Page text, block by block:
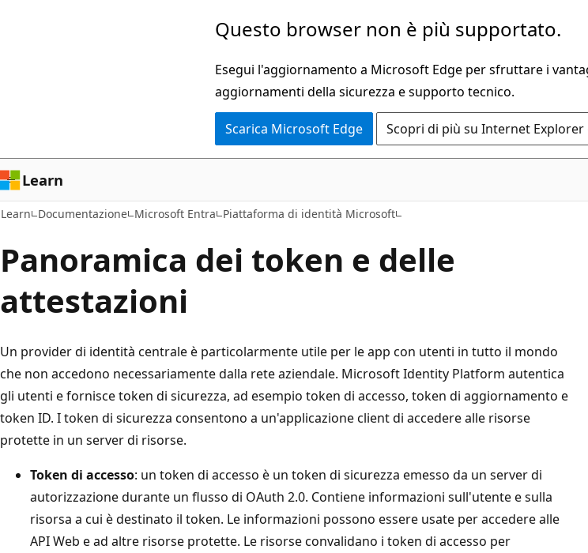
Questo browser non è più supportato.
Esegui l'aggiornamento a Microsoft Edge per sfruttare i
aggiornamenti della sicurezza e supporto tecnico.
Scarica Microsoft Edge Scopri di più su Internet
Learn
Learn Documentazione Microsoft Entra Piattaforma di identità Microsoft
Panoramica dei token e delle
attestazioni
Un provider di identità centrale è particolarmente utile per le app con utenti in tutto il mondo
che non accedono necessariamente dalla rete aziendale. Microsoft Identity Platform autentica
gli utenti e fornisce token di sicurezza, ad esempio token di accesso, token di aggiornamento e
token ID. I token di sicurezza consentono a un'applicazione client di accedere alle risorse
protette in un server di risorse.
Token di accesso: un token di accesso è un token di sicurezza emesso da un server di
autorizzazione durante un flusso di OAuth 2.0. Contiene informazioni sull'utente e sulla
risorsa a cui è destinato il token. Le informazioni possono essere usate per accedere alle
API Web e ad altre risorse protette. Le risorse convalidano i token di accesso per